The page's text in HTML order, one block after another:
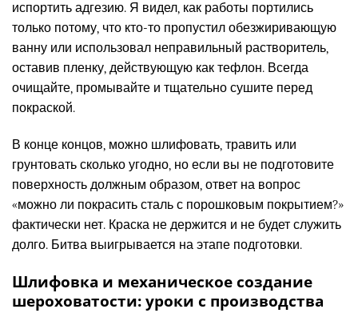
испортить адгезию. Я видел, как работы портились
только потому, что кто-то пропустил обезжиривающую
ванну или использовал неправильный растворитель,
оставив пленку, действующую как тефлон. Всегда
очищайте, промывайте и тщательно сушите перед
покраской.
В конце концов, можно шлифовать, травить или
грунтовать сколько угодно, но если вы не подготовите
поверхность должным образом, ответ на вопрос
«можно ли покрасить сталь с порошковым покрытием?»
фактически нет. Краска не держится и не будет служить
долго. Битва выигрывается на этапе подготовки.
Шлифовка и механическое создание
шероховатости: уроки с производства